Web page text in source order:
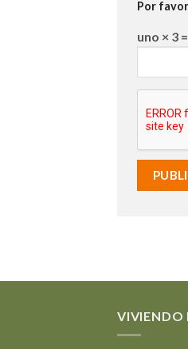
Por
uno × 3 =
VIVIENDO